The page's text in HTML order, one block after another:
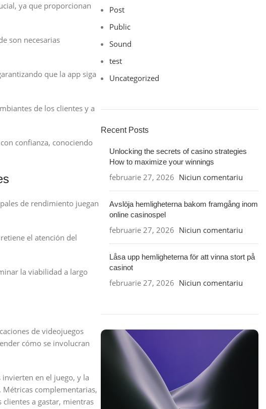
ya que proporcionan
son necesarias
que la app siga
de los clientes y a
confianza, conociendo
de rendimiento juegan
el atención del
la viabilidad a largo
de videojuegos
cómo se involucran
en el juego, y la
complementarias,
a gastar, mientras
Post
Public
Sound
test
Uncategorized
Recent Posts
Unlocking the secrets of casino strategies
How to maximize your winnings
februarie 27, 2026 Niciun comentariu
Avslöja hemligheterna bakom framgång inom
online casinospel
februarie 27, 2026 Niciun comentariu
Låsa upp hemligheterna för att vinna stort på
casinot
februarie 27, 2026 Niciun comentariu